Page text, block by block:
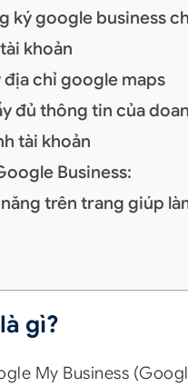
ký google business
khoản
địa chỉ google maps
đủ thông tin của
tài khoản
Business:
trên trang giúp
gì?
My Business